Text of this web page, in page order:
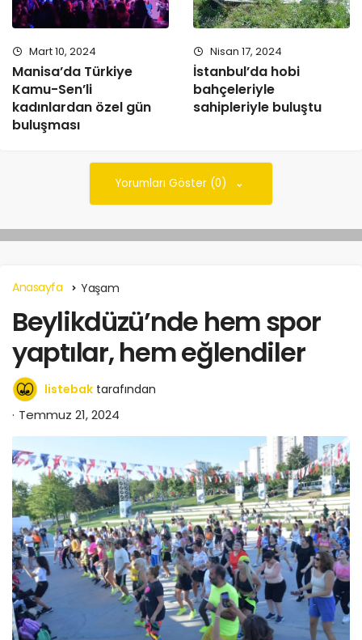
Mart 10, 2024
Manisa’da Türkiye
Kamu-Sen’li
kadınlardan özel gün
buluşması
Nisan 17, 2024
İstanbul’da hobi
bahçeleriyle
sahipleriyle buluştu
Yorumları Göster (0)
Anasayfa Yaşam
Beylikdüzü’nde hem spor
yaptılar, hem eğlendiler
listebak tarafından
Temmuz 21, 2024